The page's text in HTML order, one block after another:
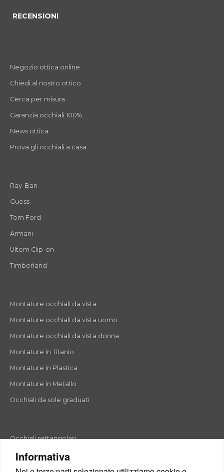
Informativa
RECENSIONI
Negozio ottica online
Chiedi al nostro ottico
Cerca per misura
Garanzia occhiali 100%
News ottica
Prova gli occhiali a casa
Ray-Ban
Guess
Tom Ford
Armani
Ultem Clip-on
Timberland
Montature occhiali da vista
Montature occhiali da vista uomo
Montature occhiali da vista donna
Montature in Titanio
Montature in Plastica
Montature in Metallo
Occhiali da sole graduati
Occhiali rettangolari
Occhiali rotondi
Occhiali a goccia